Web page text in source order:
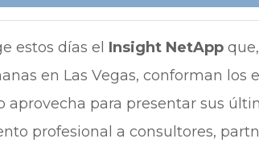
estos días el Insight NetApp
en Las Vegas, conforman los
para presentar sus
profesional a consultores,